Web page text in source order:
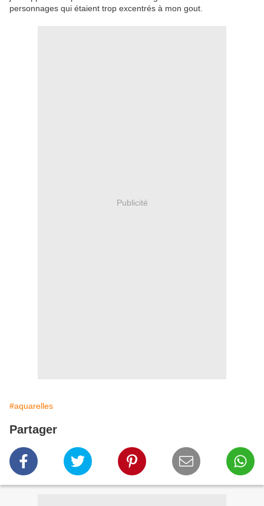
personnages qui étaient trop excentrés à mon gout.
Publicité
#aquarelles
Partager